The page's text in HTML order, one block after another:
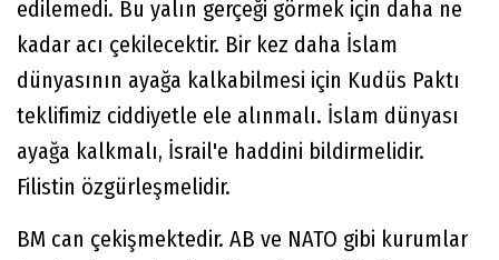
edilemedi. Bu yalın gerçeği görmek için daha ne
kadar acı çekilecektir. Bir kez daha İslam
dünyasının ayağa kalkabilmesi için Kudüs Paktı
teklifimiz ciddiyetle ele alınmalı. İslam dünyası
ayağa kalkmalı, İsrail'e haddini bildirmelidir.
Filistin özgürleşmelidir.
BM can çekişmektedir. AB ve NATO gibi kurumlar